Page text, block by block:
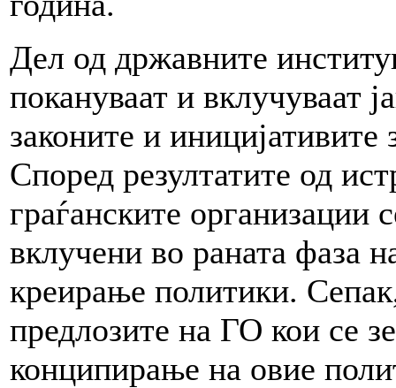
Дел од државните
покануваат и вклучуваат
законите и
Според резултатите од
граѓанските организации
вклучени во раната фаза
креирање политики.
предлозите на ГО кои се
конципирање на овие